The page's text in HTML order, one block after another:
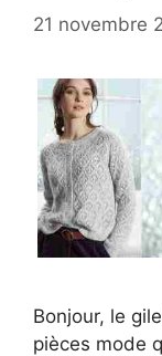
21 novembre
Bonjour, le
pièces mode